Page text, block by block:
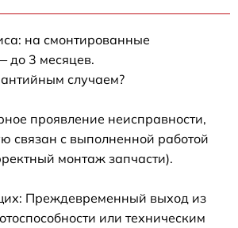
на смонтированные
до 3 месяцев.
случаем?
проявление неисправности,
связан с выполненной работой
монтаж запчасти).
Преждевременный выход из
или техническим